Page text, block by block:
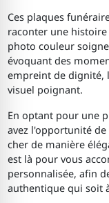
Ces plaques
raconter une
photo couleur
évoquant des
empreint de dignité,
visuel poignant.
En optant pour une
avez l'opportunité
cher de manière
est là pour vous
personnalisée, afin
authentique qui soit